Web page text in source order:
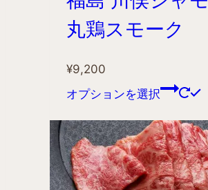
丸鶏スモーク
¥9,200
オプションを選択